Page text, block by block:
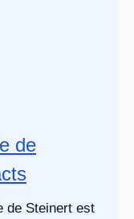
de
de Steinert est